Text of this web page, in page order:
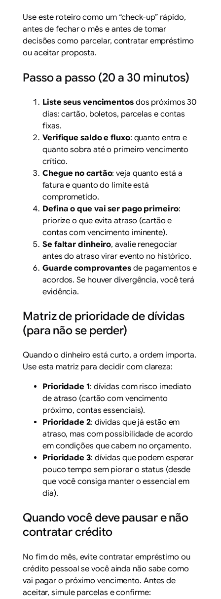
Use este roteiro como um “check-up” rápido,
antes de fechar o mês e antes de tomar
decisões como parcelar, contratar empréstimo
ou aceitar proposta.
Passo a passo (20 a 30 minutos)
Liste seus vencimentosdos próximos 30
dias: cartão, boletos, parcelas e contas
fixas.
Verifique saldo e fluxo: quanto entra e
quanto sobra até o primeiro vencimento
crítico.
Chegue no cartão: veja quanto está a
fatura e quanto do limite está
comprometido.
Defina o que vai ser pago primeiro:
priorize o que evita atraso (cartão e
contas com vencimento iminente).
Se faltar dinheiro, avalie renegociar
antes do atraso virar evento no histórico.
Guarde comprovantes de pagamentos e
acordos. Se houver divergência, você terá
evidência.
Matriz de prioridade de dívidas
(para não se perder)
Quando o dinheiro está curto, a ordem importa.
Use esta matriz para decidir com clareza:
Prioridade 1: dívidas com risco imediato
de atraso (cartão com vencimento
próximo, contas essenciais).
Prioridade 2: dívidas que já estão em
atraso, mas com possibilidade de acordo
em condições que cabem no orçamento.
Prioridade 3: dívidas que podem esperar
pouco tempo sem piorar o status (desde
que você consiga manter o essencial em
dia).
Quando você deve pausar e não
contratar crédito
No fim do mês, evite contratar empréstimo ou
crédito pessoal se você ainda não sabe como
vai pagar o próximo vencimento. Antes de
aceitar, simule parcelas e confirme: